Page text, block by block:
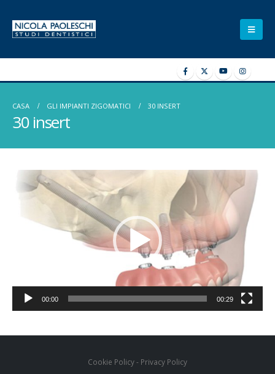
CASA GLI IMPIANTI ZIGOMATICI 30 INSERT
30 insert
Player
00:00 00:29
Cookie Policy- Privacy Policy